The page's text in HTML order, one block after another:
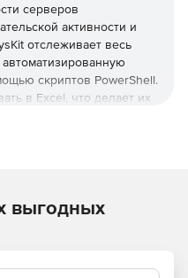
серверов
активности и
отслеживает весь
скриптов PowerShell.
в Excel, что делает их
в IIS. Решение
сервера и в
оповещения для
выгодных